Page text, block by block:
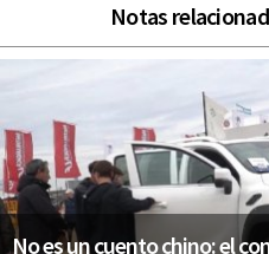
Notas
No es un cuento chino: el